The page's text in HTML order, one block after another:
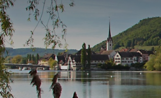
Trova progetti e organizzazioni
DE FR IT